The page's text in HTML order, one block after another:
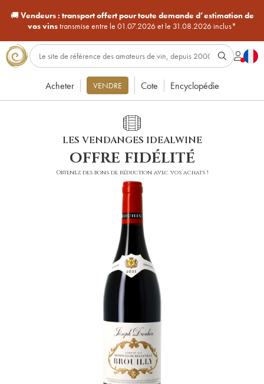
🚚Vendeurs : transport offert pour toute demande d’estimation de
vos vinstransmise entre le 01.07.2026 et le 31.08.2026 inclus*
Acheter VENDRE Cote Encyclopédie
LES VENDANGES IDEALWINE
offre fidélité
Obtenez des bons de réduction avec vos achats !